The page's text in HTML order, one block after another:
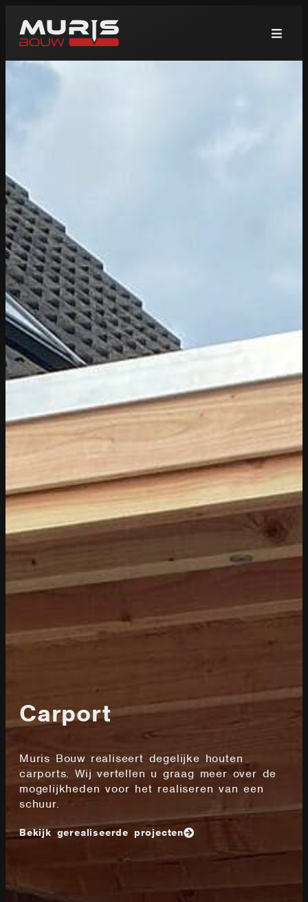
Carport
Muris Bouw realiseert degelijke houten
carports. Wij vertellen u graag meer over de
mogelijkheden voor het realiseren van een
schuur.
Bekijk gerealiseerde projecten